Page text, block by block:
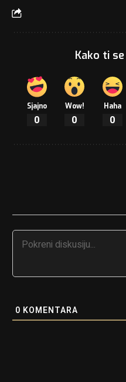
Kako ti
Sjajno
0
Wow!
0
Haha
0
0 KOMENTARA